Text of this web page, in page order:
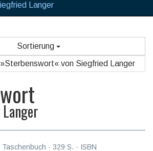
Langer
Sortierung
Taschenbuch · 329 S. · ISBN